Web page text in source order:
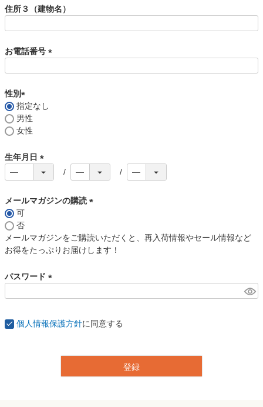
須
)
住所３（建物名）
お電話番号
性別
(
必
須
指定なし
男性
女性
生年月日
(
須
メールマガジンの購読
須
)
可
否
メールマガジンをご購読いただくと、再入荷情報やセール情報など
お得をたっぷりお届けします！
パスワード
)
個人情報保護方針に同意する
登録